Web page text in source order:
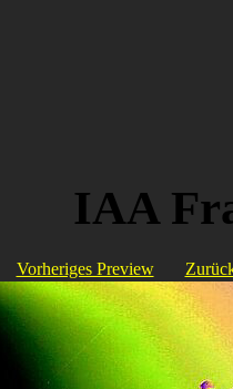
IAA
Vorheriges Preview